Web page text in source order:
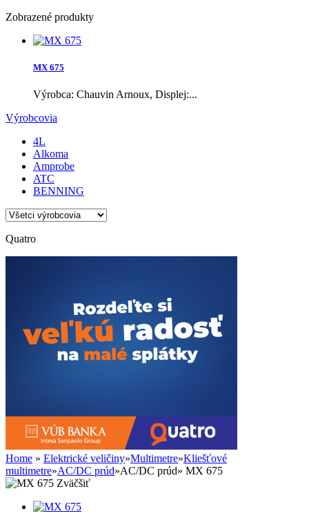
Zobrazené produkty
MX 675
Výrobca: Chauvin Arnoux, Displej:...
Výrobcovia
4L
Alkoma
Amprobe
ATC
BENNING
Quatro
Home » Elektrické veličiny»Multimetre»Kliešťové
multimetre»AC/DC prúd»AC/DC prúd» MX 675
Zväčšiť